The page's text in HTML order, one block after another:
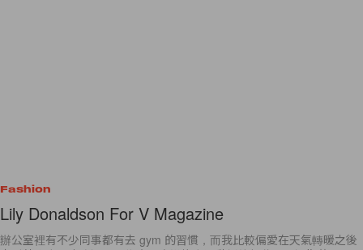
Fashion
Lily Donaldson For V Magazine
辦公室裡有不少同事都有去 gym 的習慣，而我比較偏愛在天氣轉暖之後